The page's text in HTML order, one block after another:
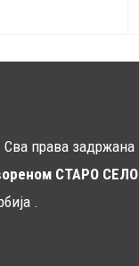
права задржана
СТАРО СЕЛО
.